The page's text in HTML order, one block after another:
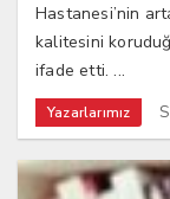
Hastanesi’nin
kalitesini
ifade etti. ...
Yazarlarımız